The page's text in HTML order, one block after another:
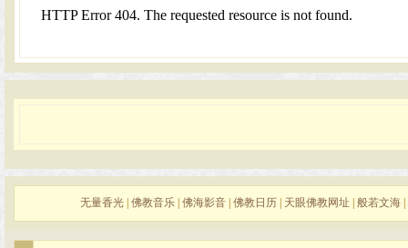
无量香光 佛教音乐 佛海影音 佛教日历 天眼佛教网址 般若文海